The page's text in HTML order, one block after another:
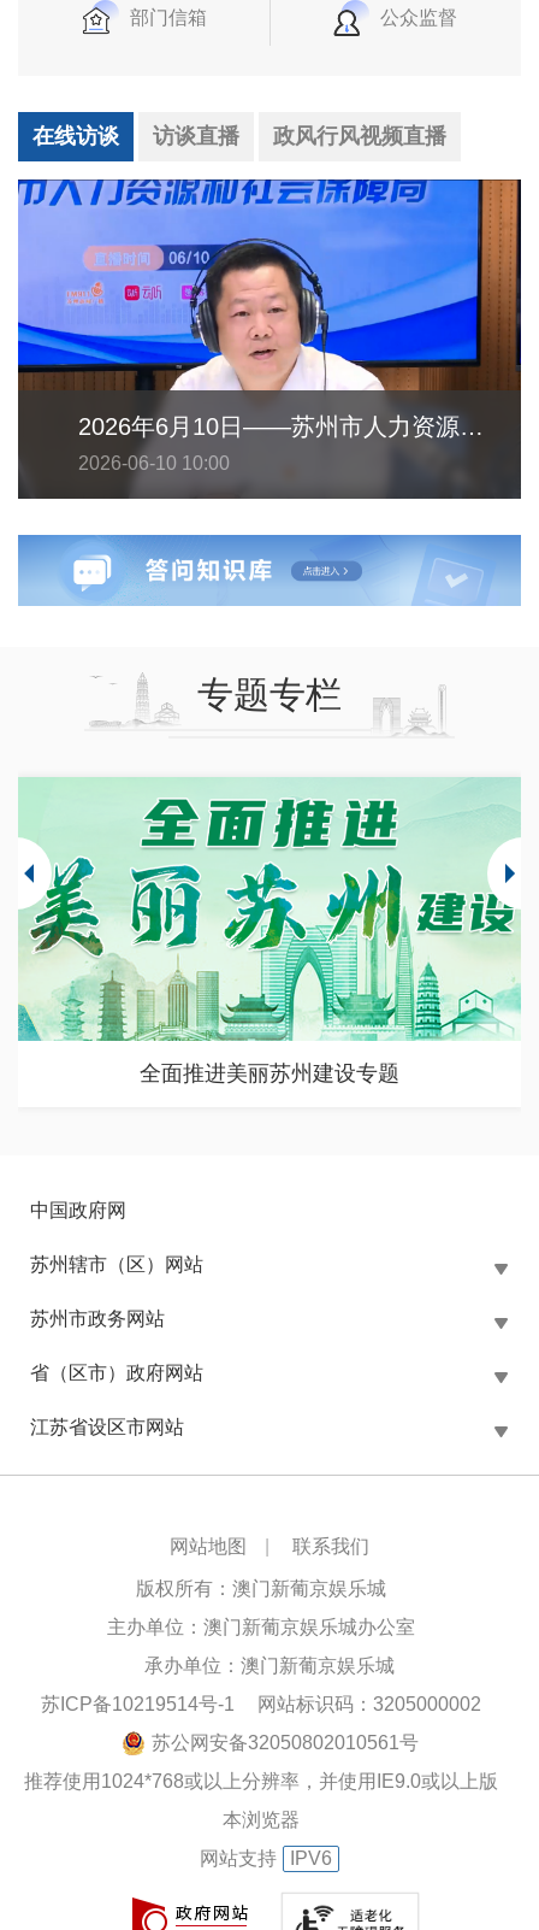
部门信箱 公众监督
在线访谈 访谈直播 政风行风视频直播
2026年6月10日——苏州市人力资源和社会保障局
2026-06-10 10:00
专题专栏
全面推进美丽苏州建设专题
中国政府网
苏州辖市（区）网站
苏州市政务网站
省（区市）政府网站
江苏省设区市网站
网站地图 联系我们
版权所有：澳门新葡京娱乐城
主办单位：澳门新葡京娱乐城办公室
承办单位：澳门新葡京娱乐城
苏ICP备10219514号-1
网站标识码：3205000002
苏公网安备32050802010561号
推荐使用1024*768或以上分辨率，并使用IE9.0或以上版
本浏览器
网站支持
IPV6